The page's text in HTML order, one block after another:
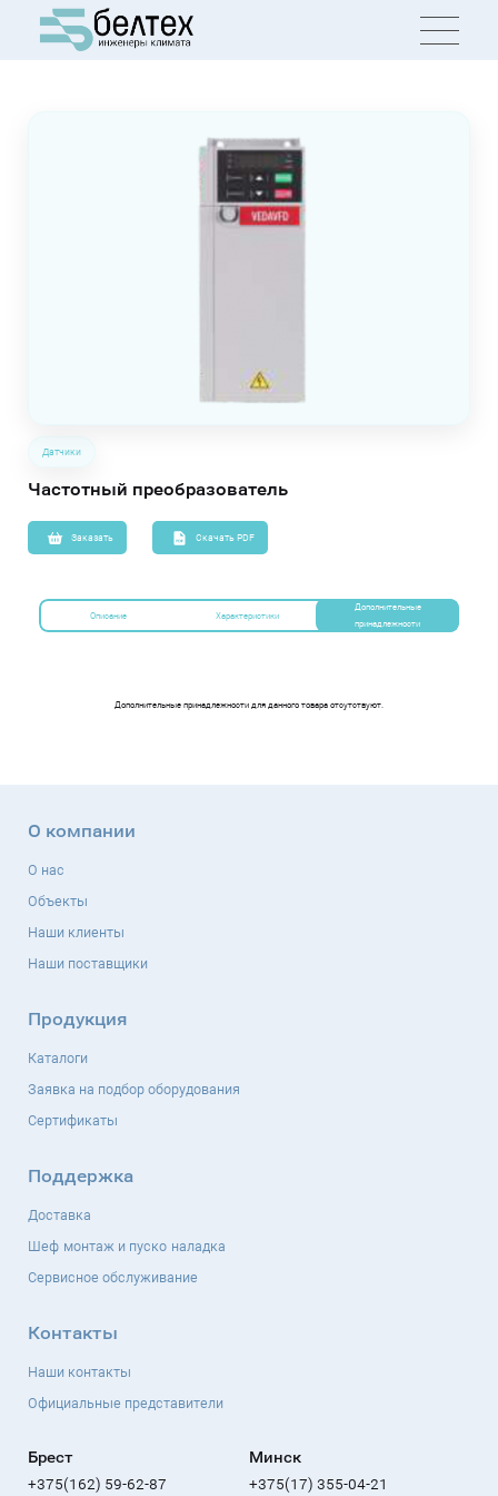
Датчики
Частотный преобразователь
Заказать Скачать PDF
Описание Характеристики
Дополнительные
принадлежности
Дополнительные принадлежности для данного товара отсутствуют.
О компании
О нас
Объекты
Наши клиенты
Наши поставщики
Продукция
Каталоги
Заявка на подбор оборудования
Сертификаты
Поддержка
Доставка
Шеф-монтаж и пуско-наладка
Сервисное обслуживание
Контакты
Наши контакты
Официальные представители
Брест
+375(162) 59-62-87
Минск
+375(17) 355-04-21